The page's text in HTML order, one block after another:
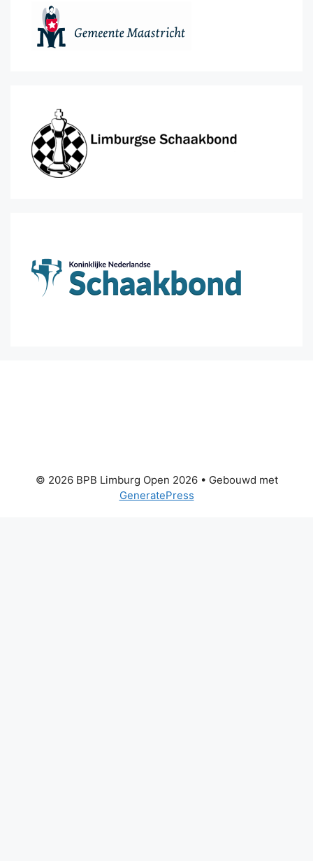
© 2026 BPB Limburg Open 2026• Gebouwd met
GeneratePress